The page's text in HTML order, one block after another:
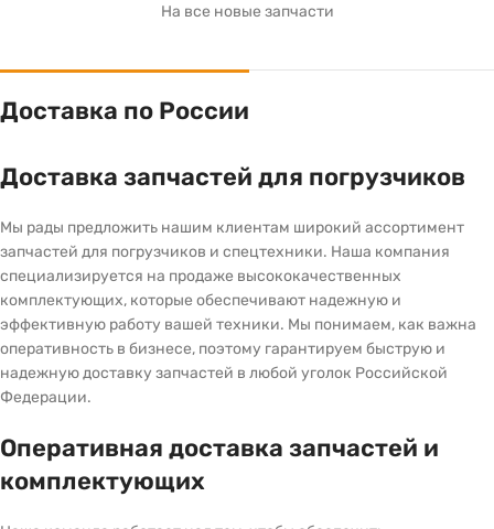
На все новые запчасти
Доставка по России
Доставка запчастей для погрузчиков
Мы рады предложить нашим клиентам широкий ассортимент
запчастей для погрузчиков и спецтехники. Наша компания
специализируется на продаже высококачественных
комплектующих, которые обеспечивают надежную и
эффективную работу вашей техники. Мы понимаем, как важна
оперативность в бизнесе, поэтому гарантируем быструю и
надежную доставку запчастей в любой уголок Российской
Федерации.
Оперативная доставка запчастей и
комплектующих